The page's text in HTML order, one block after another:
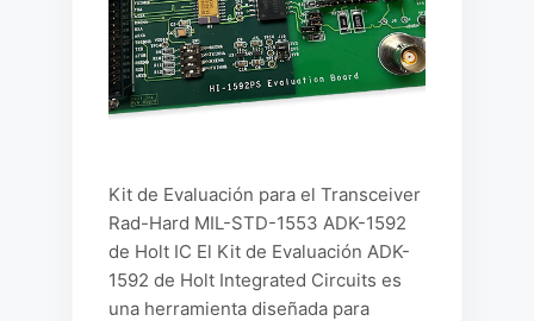
Kit de Evaluación para el Transceiver
Rad-Hard MIL-STD-1553 ADK-1592
de Holt IC El Kit de Evaluación ADK-
1592 de Holt Integrated Circuits es
una herramienta diseñada para